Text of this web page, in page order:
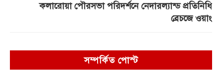
কলারোয়া পৌরসভা পরিদর্শনে নেদারল্যান্ড প্রতিনিধি
ব্রেচজে ওয়াং
সম্পর্কিত পোস্ট